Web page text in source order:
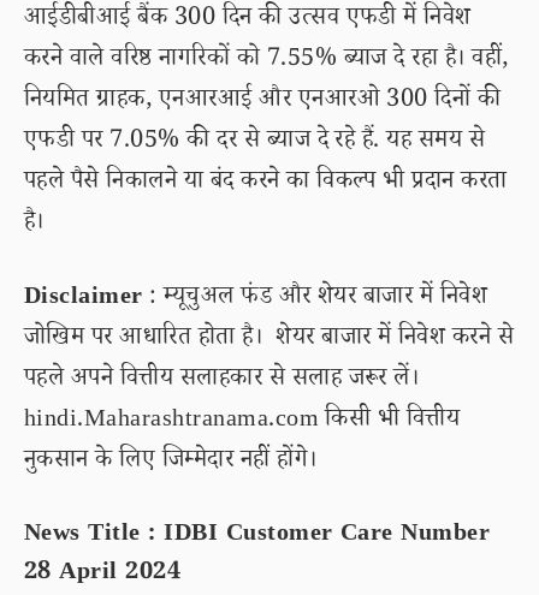
आईडीबीआई बैंक 300 दिन की उत्सव एफडी में निवेश
करने वाले वरिष्ठ नागरिकों को 7.55% ब्याज दे रहा है। वहीं,
नियमित ग्राहक, एनआरआई और एनआरओ 300 दिनों की
एफडी पर 7.05% की दर से ब्याज दे रहे हैं. यह समय से
पहले पैसे निकालने या बंद करने का विकल्प भी प्रदान करता
है।
Disclaimer : म्यूचुअल फंड और शेयर बाजार में निवेश
जोखिम पर आधारित होता है। शेयर बाजार में निवेश करने से
पहले अपने वित्तीय सलाहकार से सलाह जरूर लें।
hindi.Maharashtranama.com किसी भी वित्तीय
नुकसान के लिए जिम्मेदार नहीं होंगे।
News Title : IDBI Customer Care Number
28 April 2024